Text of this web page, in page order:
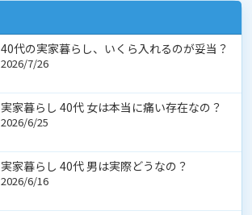
40代の実家暮らし、いくら入れるのが妥当？
2026/7/26
実家暮らし 40代 女は本当に痛い存在なの？
2026/6/25
実家暮らし 40代 男は実際どうなの？
2026/6/16